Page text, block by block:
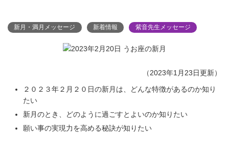
o
新月・満月メッセージ 新着情報 紫音先生メッセージ
（2023年1月23日更新）
２０２３年２月２０日の新月は、どんな特徴があるのか知り
たい
新月のとき、どのように過ごすとよいのか知りたい
願い事の実現力を高める秘訣が知りたい